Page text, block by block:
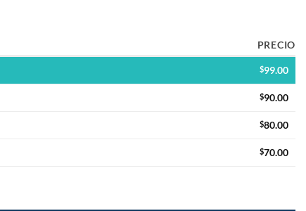
PRECIO
$99.00
$90.00
$80.00
$70.00